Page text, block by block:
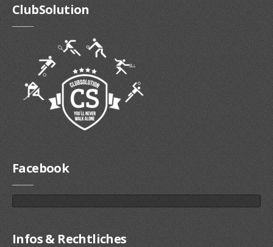
ClubSolution
Facebook
Infos & Rechtliches